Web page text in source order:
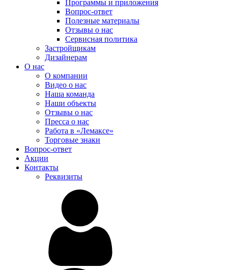
Программы и приложения
Вопрос-ответ
Полезные материалы
Отзывы о нас
Сервисная политика
Застройщикам
Дизайнерам
О нас
О компании
Видео о нас
Наша команда
Наши объекты
Отзывы о нас
Пресса о нас
Работа в «Лемаксе»
Торговые знаки
Вопрос-ответ
Акции
Контакты
Реквизиты